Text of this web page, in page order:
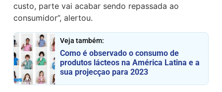
custo, parte vai acabar sendo repassada ao
consumidor”, alertou.
Veja também:
Como é observado o consumo de
produtos lácteos na América Latina e a
sua projecçao para 2023